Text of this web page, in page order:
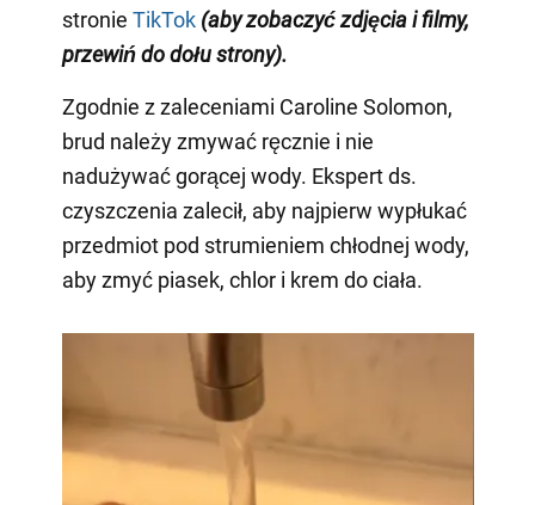
stronie TikTok (aby zobaczyć zdjęcia i filmy,
przewiń do dołu strony).
Zgodnie z zaleceniami Caroline Solomon,
brud należy zmywać ręcznie i nie
nadużywać gorącej wody. Ekspert ds.
czyszczenia zalecił, aby najpierw wypłukać
przedmiot pod strumieniem chłodnej wody,
aby zmyć piasek, chlor i krem do ciała.